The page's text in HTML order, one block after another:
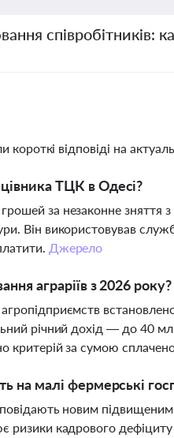
співробітників:
відповіді на
ТЦК в Одесі?
за незаконне зняття
Він використовував
Джерело
аграріїв з 2026 року?
річний дохід — до 40
критерій за сумою
на малі фермерські
новим
ризики кадрового